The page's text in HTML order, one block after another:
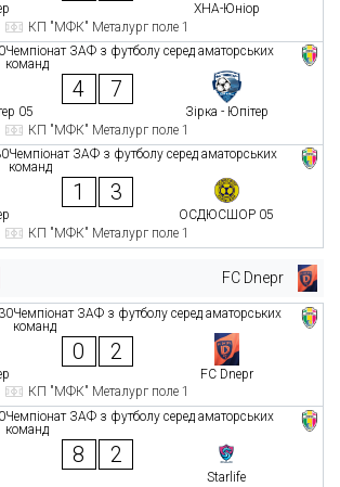
ХНА-Юніор
КП "МФК" Металург поле 1
Чемпіонат ЗАФ з футболу серед аматорських
команд
05
4 7
Зірка - Юпітер
КП "МФК" Металург поле 1
Чемпіонат ЗАФ з футболу серед аматорських
команд
1 3
ОСДЮСШОР 05
КП "МФК" Металург поле 1
FC Dnepr
Чемпіонат ЗАФ з футболу серед аматорських
команд
0 2
FC Dnepr
КП "МФК" Металург поле 1
Чемпіонат ЗАФ з футболу серед аматорських
команд
8 2
Starlife